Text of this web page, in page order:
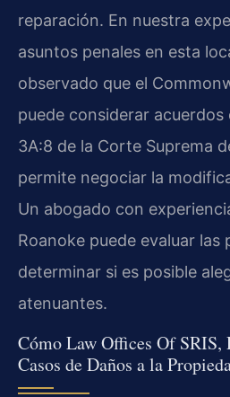
reparación. En nuestra
asuntos penales en esta
observado que el
puede considerar acuerdos
3A:8 de la Corte Suprema
permite negociar la
Un abogado con
Roanoke puede evaluar las
determinar si es posible
atenuantes.
Cómo Law Offices Of SRIS,
Casos de Daños a la